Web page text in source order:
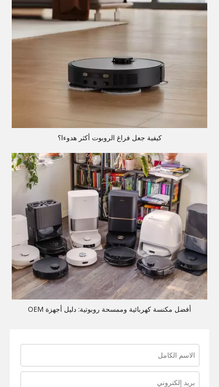
كيفية جعل فراغ الروبوت أكثر هدوءا؟
أفضل مكنسة كهربائية وممسحة روبوتية: دليل أجهزة OEM